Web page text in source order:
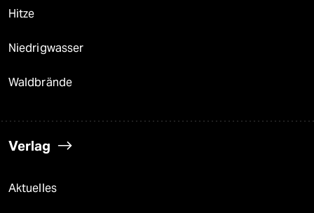
Hitze
Niedrigwasser
Waldbrände
Verlag
Aktuelles